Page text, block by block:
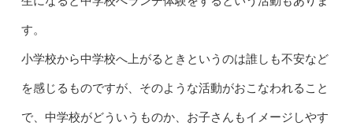
す。
小学校から中学校へ上がるときというのは誰しも不安など
を感じるものですが、そのような活動がおこなわれること
で、中学校がどういうものか、お子さんもイメージしやす